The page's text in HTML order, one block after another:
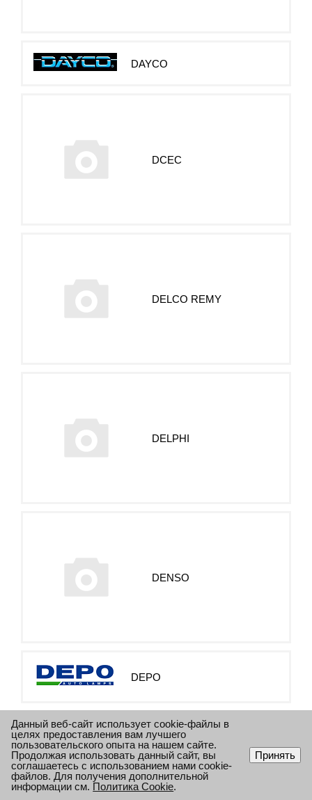
DAYCO
DCEC
DELCO REMY
DELPHI
DENSO
DEPO
DIESEL TECHNIC
Данный веб-сайт использует cookie-файлы в
целях предоставления вам лучшего
пользовательского опыта на нашем сайте.
Продолжая использовать данный сайт, вы
соглашаетесь с использованием нами cookie-
файлов. Для получения дополнительной
информации см. Политика Cookie.
Принять